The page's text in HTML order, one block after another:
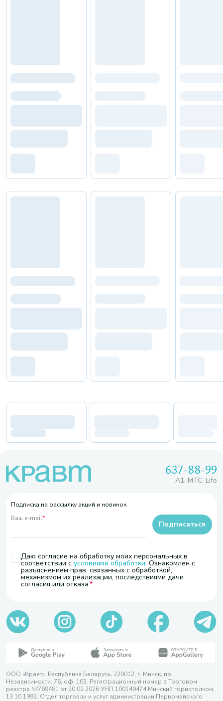
637-88-99
A1, МТС, Life
Подписка на рассылку акций и новинок
Ваш e-mail*
Даю согласие на обработку моих персональных в
соответствии с условиями обработки. Ознакомлен с
разъяснением прав, связанных с обработкой,
механизмом их реализации, последствиями дачи
согласия или отказа.
Подписаться
ООО «Кравт». Республика Беларусь, 220012, г. Минск, пр.
Независимости, 76, оф. 103. Регистрационный номер в Торговом
реестре №769481 от 20.02.2026 УНП 100149474 Минский горисполком,
13.10.1992. Отдел торговли и услуг администрации Первомайского